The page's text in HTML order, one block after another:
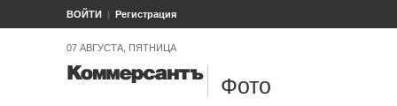
ВОЙТИ Регистрация
07 АВГУСТА, ПЯТНИЦА
Фото